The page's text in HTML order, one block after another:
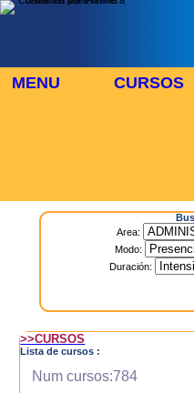
MENU CURSOS
Area:
Modo:
Duración:
>>CURSOS
Lista de cursos :
Num cursos:784